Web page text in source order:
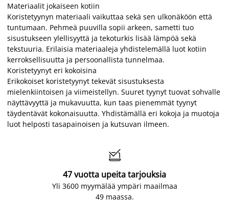
Materiaalit jokaiseen kotiin
Koristetyynyn materiaali vaikuttaa sekä sen ulkonäköön että
tuntumaan. Pehmeä puuvilla sopii arkeen, sametti tuo
sisustukseen ylellisyyttä ja tekoturkis lisää lämpöä sekä
tekstuuria. Erilaisia materiaaleja yhdistelemällä luot kotiin
kerroksellisuutta ja persoonallista tunnelmaa.
Koristetyynyt eri kokoisina
Erikokoiset koristetyynyt tekevät sisustuksesta
mielenkiintoisen ja viimeistellyn. Suuret tyynyt tuovat sohvalle
näyttävyyttä ja mukavuutta, kun taas pienemmät tyynyt
täydentävät kokonaisuutta. Yhdistämällä eri kokoja ja muotoja
luot helposti tasapainoisen ja kutsuvan ilmeen.

47 vuotta upeita tarjouksia
Yli 3600 myymälää ympäri maailmaa
49 maassa.